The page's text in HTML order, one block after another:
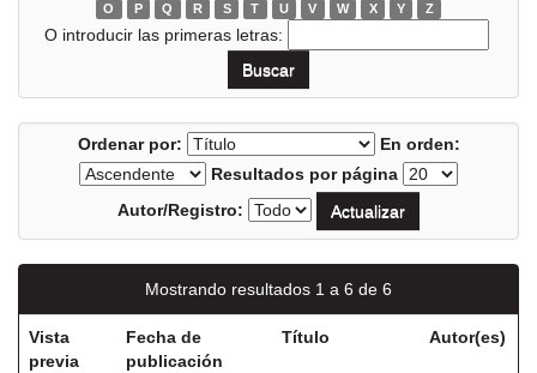
O
P Q R S T U V W X Y Z
O introducir las primeras letras:
Ordenar por:
En orden:
Resultados por página
Autor/Registro:
Mostrando resultados 1 a 6 de 6
Vista
previa
Fecha de
publicación
Título Autor(es)